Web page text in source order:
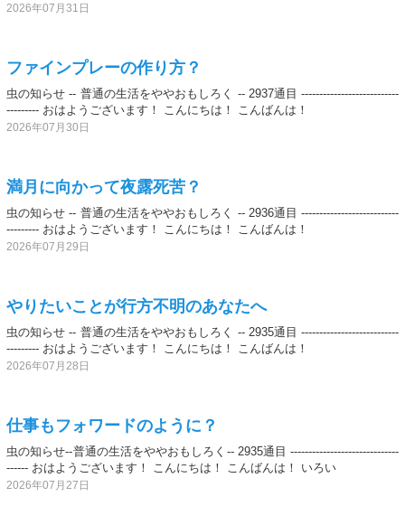
2026年07月31日
ファインプレーの作り方？
虫の知らせ -- 普通の生活をややおもしろく -- 2937通目 ---------------------------
--------- おはようございます！ こんにちは！ こんばんは！
2026年07月30日
満月に向かって夜露死苦？
虫の知らせ -- 普通の生活をややおもしろく -- 2936通目 ---------------------------
--------- おはようございます！ こんにちは！ こんばんは！
2026年07月29日
やりたいことが行方不明のあなたへ
虫の知らせ -- 普通の生活をややおもしろく -- 2935通目 ---------------------------
--------- おはようございます！ こんにちは！ こんばんは！
2026年07月28日
仕事もフォワードのように？
虫の知らせ--普通の生活をややおもしろく-- 2935通目 ------------------------------
------ おはようございます！ こんにちは！ こんばんは！ いろい
2026年07月27日